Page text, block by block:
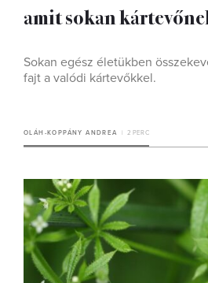
amit sokan
Sokan egész életükben
fajt a valódi kártevőkkel.
OLÁH-KOPPÁNY ANDREA 2 PERC